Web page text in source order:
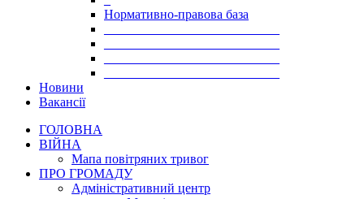
Нормативно-правова база
Новини
Вакансії
ГОЛОВНА
ВІЙНА
Мапа повітряних тривог
ПРО ГРОМАДУ
Aдміністративний центр